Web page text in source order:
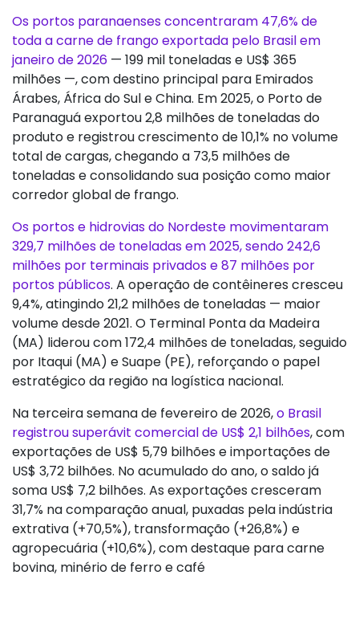
Os portos paranaenses concentraram 47,6% de
toda a carne de frango exportada pelo Brasil em
janeiro de 2026 — 199 mil toneladas e US$ 365
milhões —, com destino principal para Emirados
Árabes, África do Sul e China. Em 2025, o Porto de
Paranaguá exportou 2,8 milhões de toneladas do
produto e registrou crescimento de 10,1% no volume
total de cargas, chegando a 73,5 milhões de
toneladas e consolidando sua posição como maior
corredor global de frango.
Os portos e hidrovias do Nordeste movimentaram
329,7 milhões de toneladas em 2025, sendo 242,6
milhões por terminais privados e 87 milhões por
portos públicos. A operação de contêineres cresceu
9,4%, atingindo 21,2 milhões de toneladas — maior
volume desde 2021. O Terminal Ponta da Madeira
(MA) liderou com 172,4 milhões de toneladas, seguido
por Itaqui (MA) e Suape (PE), reforçando o papel
estratégico da região na logística nacional.
Na terceira semana de fevereiro de 2026,o Brasil
registrou superávit comercial de US$ 2,1 bilhões, com
exportações de US$ 5,79 bilhões e importações de
US$ 3,72 bilhões. No acumulado do ano, o saldo já
soma US$ 7,2 bilhões. As exportações cresceram
31,7% na comparação anual, puxadas pela indústria
extrativa (+70,5%), transformação (+26,8%) e
agropecuária (+10,6%), com destaque para carne
bovina, minério de ferro e café